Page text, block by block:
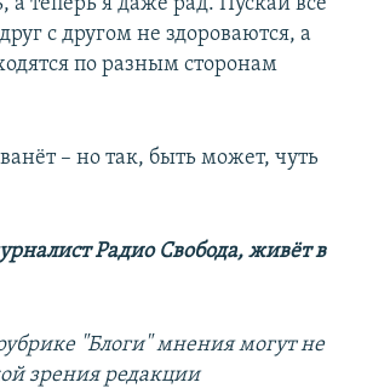
с другом не здороваются, а
по разным сторонам
– но так, быть может, чуть
Радио Свобода, живёт в
"Блоги" мнения могут не
зрения редакции